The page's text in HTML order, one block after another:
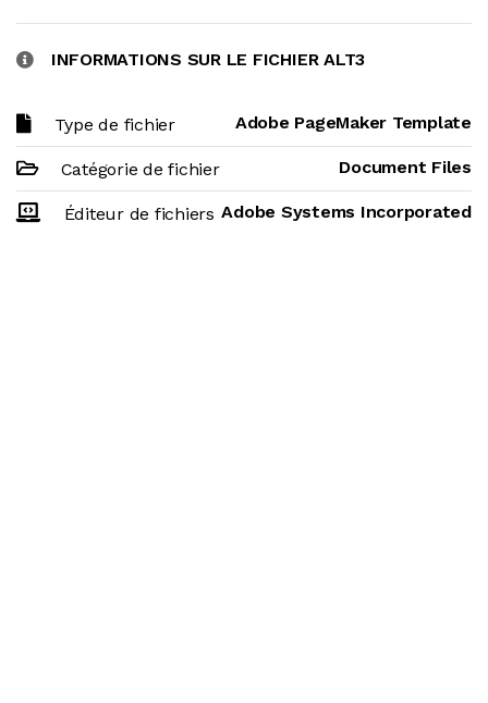
INFORMATIONS SUR LE FICHIER ALT3
Type de fichier Adobe PageMaker Template
Catégorie de fichier Document Files
Éditeur de fichiers Adobe Systems Incorporated